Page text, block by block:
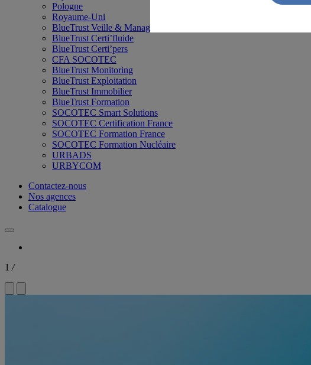
Pologne
Royaume-Uni
BlueTrust Veille & Management
BlueTrust Certi’fluide
BlueTrust Certi’pers
CFA SOCOTEC
BlueTrust Monitoring
BlueTrust Exploitation
BlueTrust Immobilier
BlueTrust Formation
SOCOTEC Smart Solutions
SOCOTEC Certification France
SOCOTEC Formation France
SOCOTEC Formation Nucléaire
URBADS
URBYCOM
Contactez-nous
Nos agences
Catalogue
1 /